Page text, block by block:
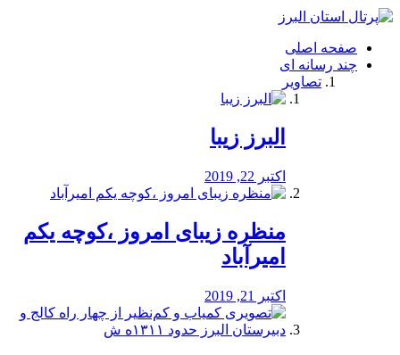
فصد
شرق
تهران
خشکشویی
صفحه اصلی
چند رسانه ای
تصاویر
البرز زیبا
اکتبر 22, 2019
منظره‌‌ زیبای امروز ،کوچه یکم
امیرآباد
اکتبر 21, 2019